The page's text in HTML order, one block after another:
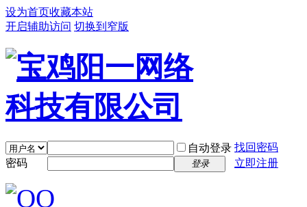
设为首页收藏本站
开启辅助访问 切换到窄版
自动登录 找回密码
密码
登录 立即注册